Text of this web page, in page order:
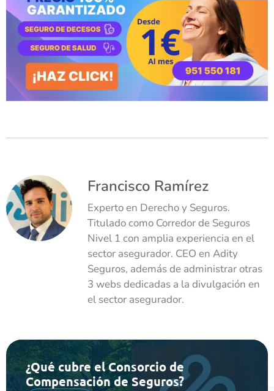
Francisco Ramírez
Experto en Derecho y Seguros.
Titulado como Corredor de Seguros
Nivel 1 con amplia experiencia en el
sector asegurador. CEO en Adity
Seguros, además de administrar otras
3 webs dedicadas a la divulgación en
el sector asegurador.
¿Qué cubre el Consorcio de
Compensación de Seguros?